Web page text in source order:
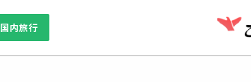
国内旅行